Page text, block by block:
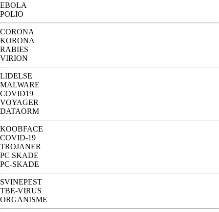
EBOLA
POLIO
CORONA
KORONA
RABIES
VIRION
LIDELSE
MALWARE
COVID19
VOYAGER
DATAORM
KOOBFACE
COVID-19
TROJANER
PC SKADE
PC-SKADE
SVINEPEST
TBE-VIRUS
ORGANISME